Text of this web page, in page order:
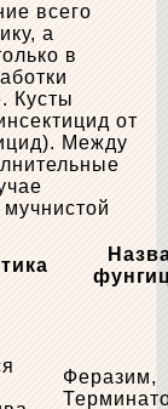
всего
а
в
Кусты
от
Между
Феразим,